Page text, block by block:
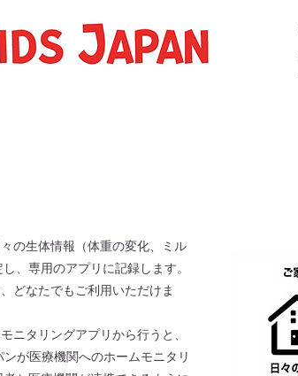
の生体情報（体重の変化、ミル
、専用のアプリに記録します。
どなたでもご利用いただけま
ニタリングアプリから行うと、
が医療機関へのホームモニタリ